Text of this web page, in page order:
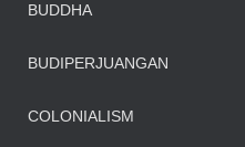
BUDDHA
BUDIPERJUANGAN
COLONIALISM